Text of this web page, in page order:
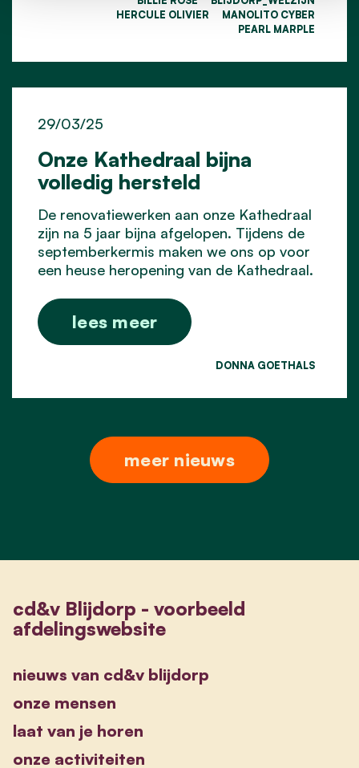
HERCULE OLIVIER
MANOLITO CYBER
PEARL MARPLE
Onze Kathedraal bijna
volledig hersteld
29/03/25
De renovatiewerken aan onze Kathedraal
zijn na 5 jaar bijna afgelopen. Tijdens de
septemberkermis maken we ons op voor
een heuse heropening van de Kathedraal.
lees meer
DONNA GOETHALS
meer nieuws
cd&v Blijdorp - voorbeeld
afdelingswebsite
nieuws van cd&v blijdorp
onze mensen
laat van je horen
onze activiteiten